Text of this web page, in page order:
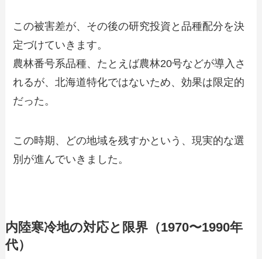
この被害差が、その後の研究投資と品種配分を決
定づけていきます。
農林番号系品種、たとえば農林20号などが導入さ
れるが、北海道特化ではないため、効果は限定的
だった。
この時期、どの地域を残すかという、現実的な選
別が進んでいきました。
内陸寒冷地の対応と限界（1970〜1990年
代）